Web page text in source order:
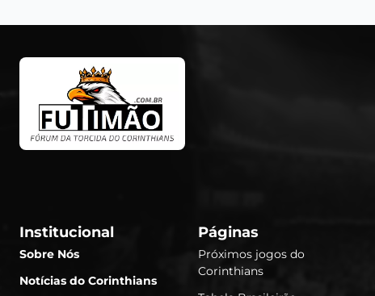
Institucional
Sobre Nós
Notícias do Corinthians
Páginas
Próximos jogos do
Corinthians